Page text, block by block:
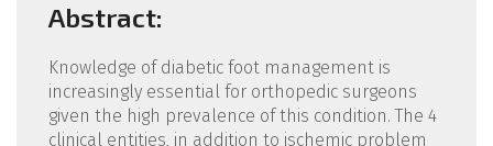
Abstract:
Knowledge of diabetic foot management is
increasingly essential for orthopedic surgeons
given the high prevalence of this condition. The 4
clinical entities, in addition to ischemic problem